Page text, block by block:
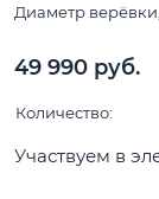
Диаметр
49 990 руб.
Количество:
Участвуем в